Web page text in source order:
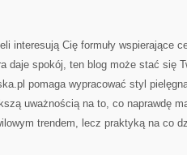
interesują Cię formuły wspierające
daje spokój, ten blog może stać się
pomaga wypracować styl
uważnością na to, co naprawdę
trendem, lecz praktyką na co